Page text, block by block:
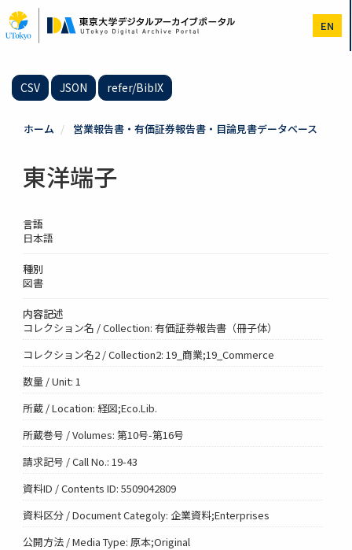
イ
ン
EN
CSV JSON refer/BibIX
ホーム 営業報告書・有価証券報告書・目論見書データベース
東洋端子
言語
日本語
種別
図書
内容記述
コレクション名 / Collection: 有価証券報告書（冊子体）
コレクション名2 / Collection2: 19_商業;19_Commerce
数量 / Unit: 1
所蔵 / Location: 経図;Eco.Lib.
所蔵巻号 / Volumes: 第10号-第16号
請求記号 / Call No.: 19-43
資料ID / Contents ID: 5509042809
資料区分 / Document Categoly: 企業資料;Enterprises
公開方法 / Media Type: 原本;Original